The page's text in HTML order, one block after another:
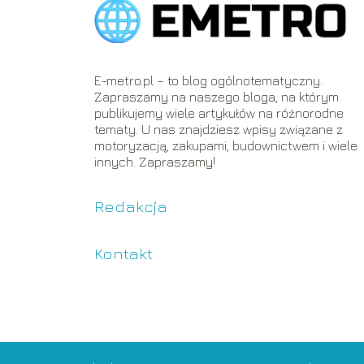
E-metro.pl – to blog ogólnotematyczny.
Zapraszamy na naszego bloga, na którym
publikujemy wiele artykułów na różnorodne
tematy. U nas znajdziesz wpisy związane z
motoryzacją, zakupami, budownictwem i wiele
innych. Zapraszamy!
Redakcja
Kontakt